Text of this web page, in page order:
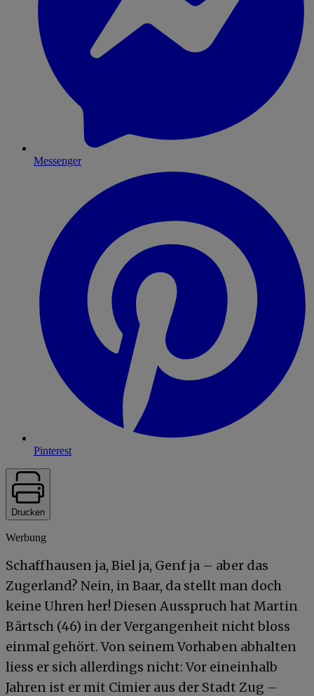
Messenger
Pinterest
Drucken
Werbung
Schaffhausen ja, Biel ja, Genf ja – aber das
Zugerland? Nein, in Baar, da stellt man doch
keine Uhren her! Diesen Ausspruch hat Martin
Bärtsch (46) in der Vergangenheit nicht bloss
einmal gehört. Von seinem Vorhaben abhalten
liess er sich allerdings nicht: Vor eineinhalb
Jahren ist er mit Cimier aus der Stadt Zug –